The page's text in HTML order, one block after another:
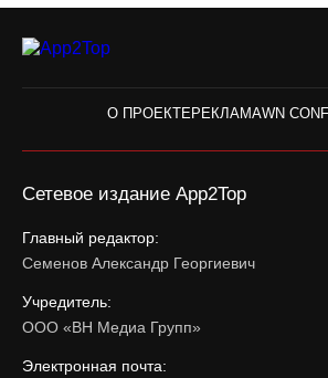
О ПРОЕКТЕРЕКЛАМАWN
Сетевое издание App2Top
Главный редактор:
Семенов Александр Георгиевич
Учредитель:
ООО «ВН Медиа Групп»
Электронная почта: